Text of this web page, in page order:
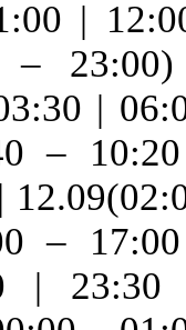
|
–
|
–
–
| 23:30